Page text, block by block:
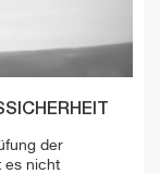
der
es nicht